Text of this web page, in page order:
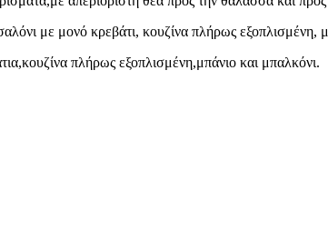
με μονό κρεβάτι, κουζίνα πλήρως εξοπλισμένη,
πλήρως εξοπλισμένη,μπάνιο και μπαλκόνι.